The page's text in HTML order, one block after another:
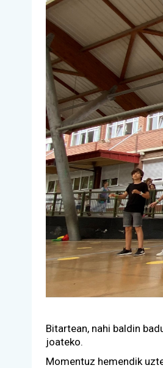
Bitartean, nahi baldin
joateko.
Momentuz hemendik